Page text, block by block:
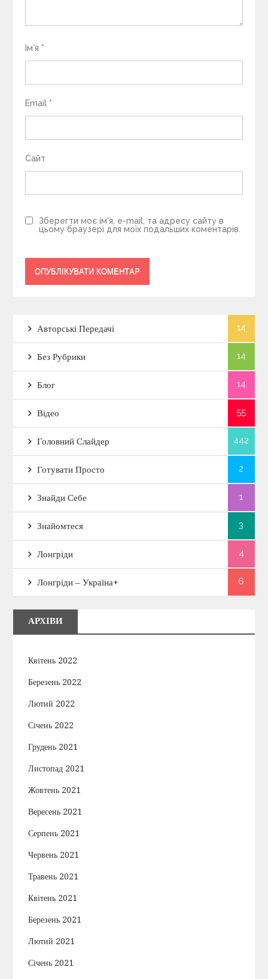
Ім’я *
Email *
Сайт
Зберегти моє ім'я, e-mail, та адресу сайту в
цьому браузері для моїх подальших коментарів.
Авторські Передачі 14
Без Рубрики 14
Блог 14
Відео 55
Головний Слайдер 442
Готувати Просто 2
Знайди Себе 1
Знайомтеся 3
Лонгріди 4
Лонгріди – Україна+ 6
АРХІВИ
Квітень 2022
Березень 2022
Лютий 2022
Січень 2022
Грудень 2021
Листопад 2021
Жовтень 2021
Вересень 2021
Серпень 2021
Червень 2021
Травень 2021
Квітень 2021
Березень 2021
Лютий 2021
Січень 2021